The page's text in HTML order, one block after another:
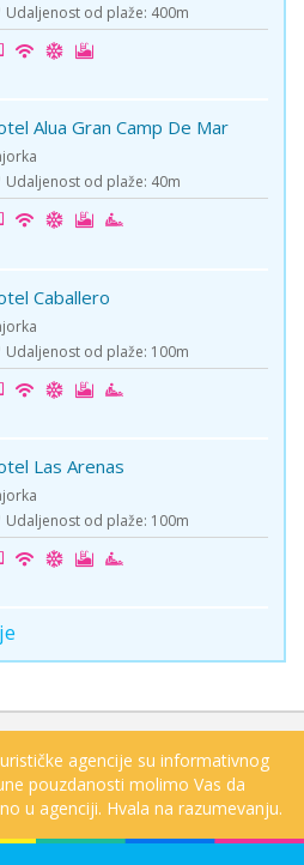
Udaljenost od plaže: 400m
Alua Gran Camp De Mar
Udaljenost od plaže: 40m
Caballero
Udaljenost od plaže: 100m
Las Arenas
Udaljenost od plaže: 100m
agencije su informativnog
pouzdanosti molimo Vas da
u agenciji. Hvala na razumevanju.